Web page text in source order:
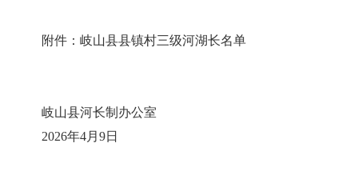
附件：岐山县县镇村三级河湖长名单
岐山县河长制办公室
2026年4月9日